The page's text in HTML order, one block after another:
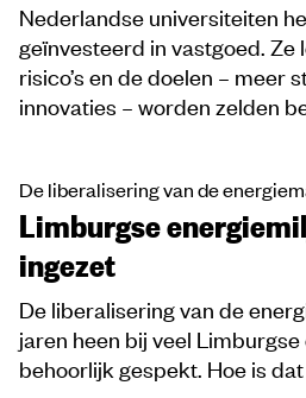
Nederlandse universiteiten
geïnvesteerd in vastgoed. Ze
risico’s en de doelen – meer
innovaties – worden zelden
De liberalisering van de
Limburgse
ingezet
De liberalisering van de
jaren heen bij veel
behoorlijk gespekt. Hoe is